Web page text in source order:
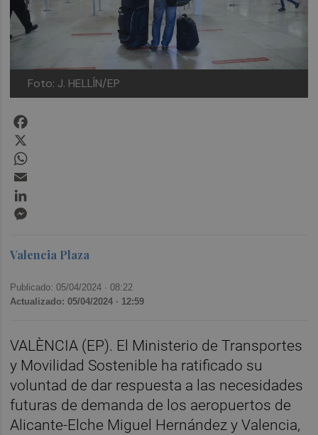
Foto: J. HELLÍN/EP
Valencia Plaza
Publicado: 05/04/2024 ·08:22
Actualizado: 05/04/2024 · 12:59
VALÈNCIA (EP). El Ministerio de Transportes
y Movilidad Sostenible ha ratificado su
voluntad de dar respuesta a las necesidades
futuras de demanda de los aeropuertos de
Alicante-Elche Miguel Hernández y Valencia,